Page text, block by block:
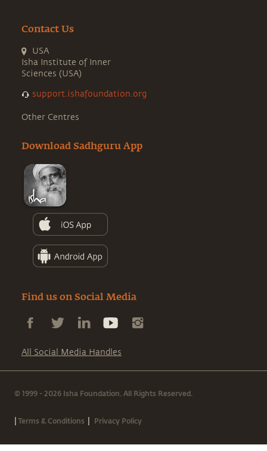
Contact Us
USA
Isha Institute of Inner
Sciences (USA)
support.ishafoundation.org
Other Centres
Download Sadhguru App
Find us on Social Media
All Social Media Handles
© 1999 - 2026 Isha Foundation. All Rights Reserved.
|Terms & Conditions | Privacy Policy